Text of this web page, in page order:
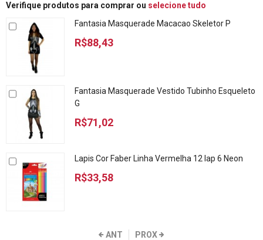
Verifique produtos para comprar ou selecione tudo
Fantasia Masquerade Macacao Skeletor P
R$88,43
Fantasia Masquerade Vestido Tubinho Esqueleto
G
R$71,02
Lapis Cor Faber Linha Vermelha 12 lap 6 Neon
R$33,58
ANT PROX